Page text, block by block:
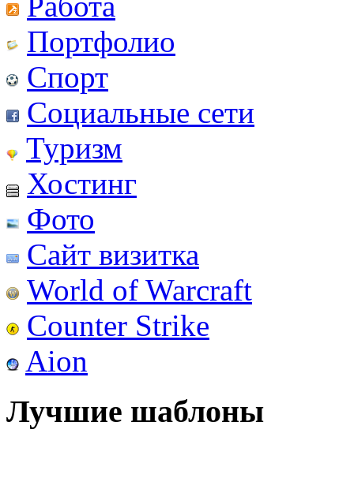
Портфолио
Спорт
Социальные сети
Туризм
Хостинг
Фото
Сайт визитка
World of Warcraft
Counter Strike
Aion
Лучшие шаблоны